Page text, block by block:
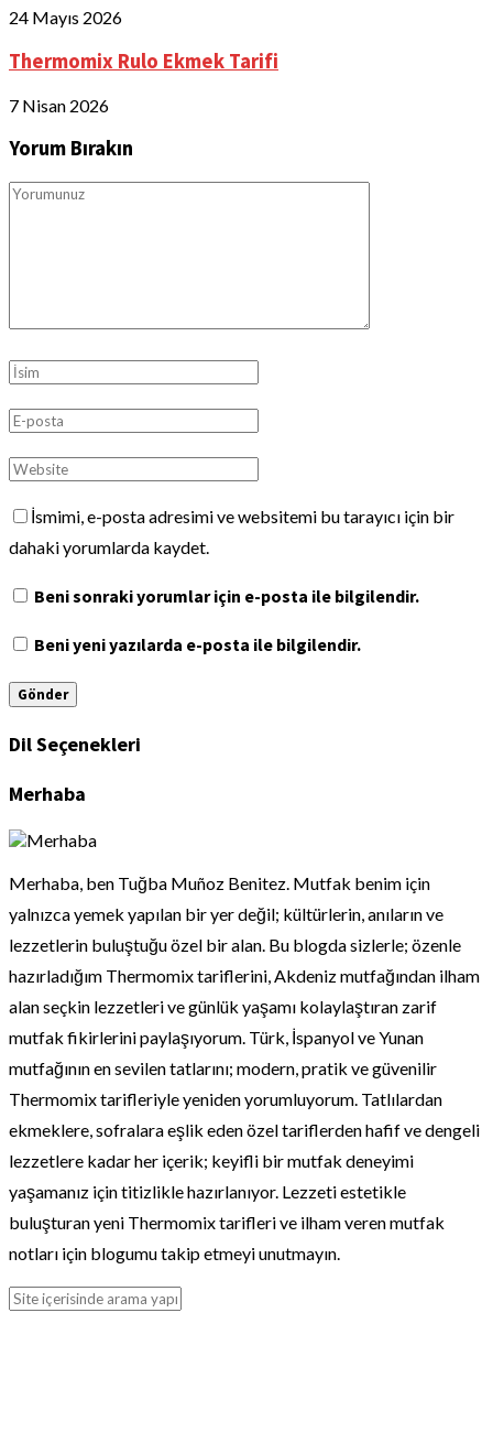
24 Mayıs 2026
Thermomix Rulo Ekmek Tarifi
7 Nisan 2026
Yorum Bırakın
İsmimi, e-posta adresimi ve websitemi bu tarayıcı için bir
dahaki yorumlarda kaydet.
Beni sonraki yorumlar için e-posta ile bilgilendir.
Beni yeni yazılarda e-posta ile bilgilendir.
Dil Seçenekleri
Merhaba
Merhaba, ben Tuğba Muñoz Benitez. Mutfak benim için
yalnızca yemek yapılan bir yer değil; kültürlerin, anıların ve
lezzetlerin buluştuğu özel bir alan. Bu blogda sizlerle; özenle
hazırladığım Thermomix tariflerini, Akdeniz mutfağından ilham
alan seçkin lezzetleri ve günlük yaşamı kolaylaştıran zarif
mutfak fikirlerini paylaşıyorum. Türk, İspanyol ve Yunan
mutfağının en sevilen tatlarını; modern, pratik ve güvenilir
Thermomix tarifleriyle yeniden yorumluyorum. Tatlılardan
ekmeklere, sofralara eşlik eden özel tariflerden hafif ve dengeli
lezzetlere kadar her içerik; keyifli bir mutfak deneyimi
yaşamanız için titizlikle hazırlanıyor. Lezzeti estetikle
buluşturan yeni Thermomix tarifleri ve ilham veren mutfak
notları için blogumu takip etmeyi unutmayın.